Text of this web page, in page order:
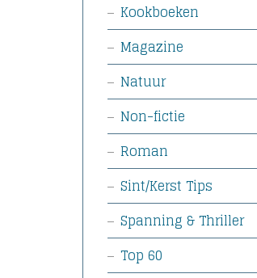
Kookboeken
Magazine
Natuur
Non-fictie
Roman
Sint/Kerst Tips
Spanning & Thriller
Top 60